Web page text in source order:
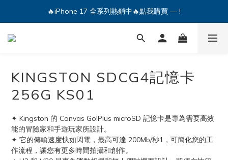
🔥iPhone 17 全系列熱銷中🔥點我購買 — !
💕加入Q哥 Line 新好友領優惠券！🎫
🔥iPhone 17 全系列熱銷中🔥點我購買 — !
KINGSTON SDCG4記憶卡
256G KS01
✦ Kingston 的 Canvas Go!Plus microSD 記憶卡是專為需要高效
能的冒險家和手遊玩家所設計。
✦ 它的傳輸速度快如閃電，最高可達 200Mb/秒1，可簡化您的工
作流程，讓您有更多時間拍攝和創作。